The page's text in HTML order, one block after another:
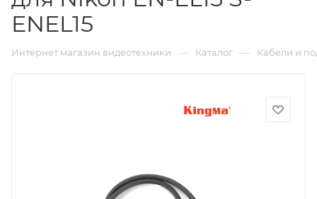
ENEL15
Интернет магазин видеотехники — Каталог — Кабели и